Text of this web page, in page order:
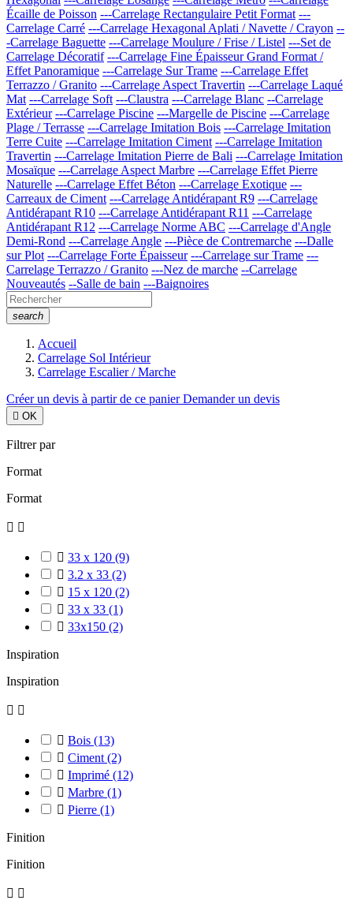
Écaille de Poisson ---Carrelage Rectangulaire Petit Format ---
Carrelage Carré ---Carrelage Hexagonal Aplati / Navette / Crayon --
-Carrelage Baguette ---Carrelage Moulure / Frise / Listel ---Set de
Carrelage Décoratif ---Carrelage Fine Épaisseur Grand Format /
Effet Panoramique ---Carrelage Sur Trame ---Carrelage Effet
Terrazzo / Granito ---Carrelage Aspect Travertin ---Carrelage Laqué
Mat ---Carrelage Soft ---Claustra ---Carrelage Blanc --Carrelage
Extérieur ---Carrelage Piscine ---Margelle de Piscine ---Carrelage
Plage / Terrasse ---Carrelage Imitation Bois ---Carrelage Imitation
Terre Cuite ---Carrelage Imitation Ciment ---Carrelage Imitation
Travertin ---Carrelage Imitation Pierre de Bali ---Carrelage Imitation
Mosaïque ---Carrelage Aspect Marbre ---Carrelage Effet Pierre
Naturelle ---Carrelage Effet Béton ---Carrelage Exotique ---
Carreaux de Ciment ---Carrelage Antidérapant R9 ---Carrelage
Antidérapant R10 ---Carrelage Antidérapant R11 ---Carrelage
Antidérapant R12 ---Carrelage Norme ABC ---Carrelage d'Angle
Demi-Rond ---Carrelage Angle ---Pièce de Contremarche ---Dalle
sur Plot ---Carrelage Forte Épaisseur ---Carrelage sur Trame ---
Carrelage Terrazzo / Granito ---Nez de marche --Carrelage
Nouveautés --Salle de bain ---Baignoires
search
Accueil
Carrelage Sol Intérieur
Carrelage Escalier / Marche
Créer un devis à partir de ce panierDemander un devis
 OK
Filtrer par
Format
Format
 
 33 x 120 (9)
 3.2 x 33 (2)
 15 x 120 (2)
 33 x 33 (1)
 33x150 (2)
Inspiration
Inspiration
 
 Bois (13)
 Ciment (2)
 Imprimé (12)
 Marbre (1)
 Pierre (1)
Finition
Finition
 